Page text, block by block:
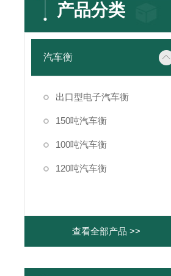
产品分类
汽车衡
出口型电子汽车衡
150吨汽车衡
100吨汽车衡
120吨汽车衡
查看全部产品 >>